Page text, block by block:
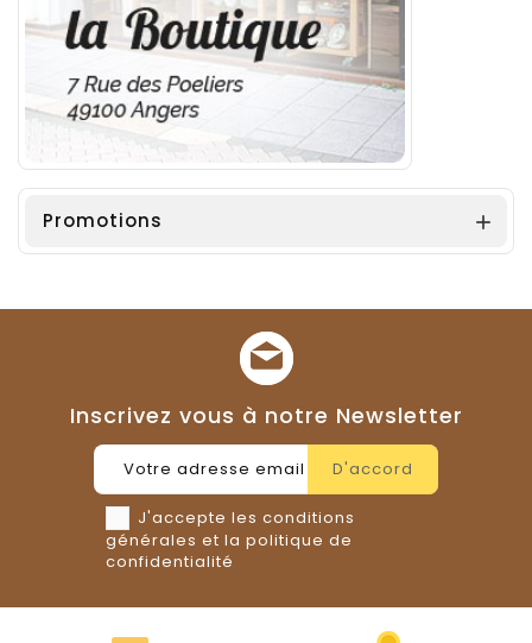
Promotions 
Inscrivez vous à notre Newsletter
J'accepte les conditions
générales et la politique de
confidentialité